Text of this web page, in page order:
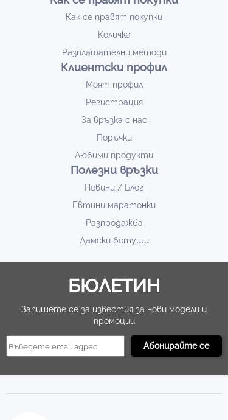
Как се правят покупки
Количка
Разплащателни методи
Клиентски профил
Моят профил
Регистрация
За връзка с нас
Поръчки
Любими продукти
Полезни връзки
Новини / Блог
Евтини маратонки
Разпродажба
Дамски ботуши
БЮЛЕТИН
Запишете се за известия за нови модели и
промоции